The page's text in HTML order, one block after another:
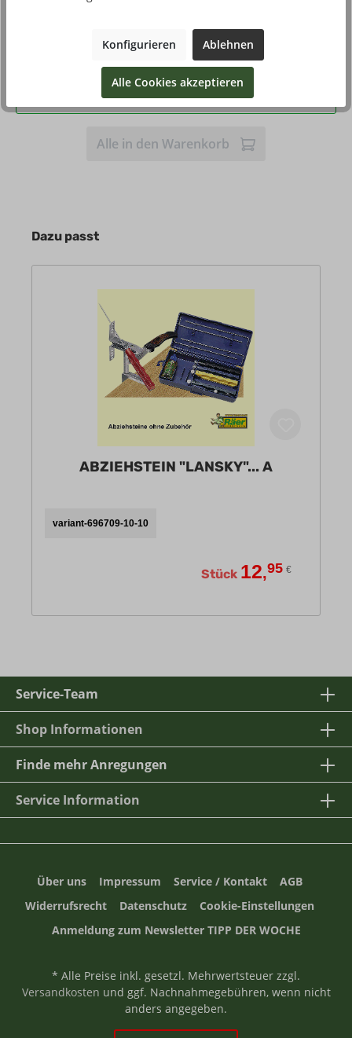
84,95 €*
Alle in den Warenkorb
Dazu passt
ABZIEHSTEIN "LANSKY"... A
variant-696709-10-10
Stück 12,95 €
Service-Team
Shop Informationen
Finde mehr Anregungen
Service Information
Über uns Impressum Service / Kontakt
AGB
Widerrufsrecht
Datenschutz
Cookie-Einstellungen
Anmeldung zum Newsletter TIPP DER WOCHE
* Alle Preise inkl. gesetzl. Mehrwertsteuer zzgl.
Versandkosten und ggf. Nachnahmegebühren, wenn nicht
anders angegeben.
Konfigurieren Ablehnen
Alle Cookies akzeptieren